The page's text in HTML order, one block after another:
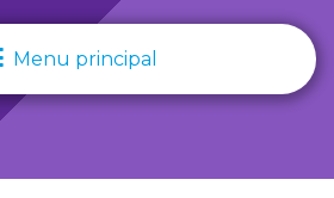
Menu principal